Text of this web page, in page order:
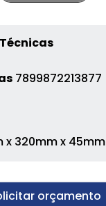
7899872213877
x 320mm x 45mm
orçamento